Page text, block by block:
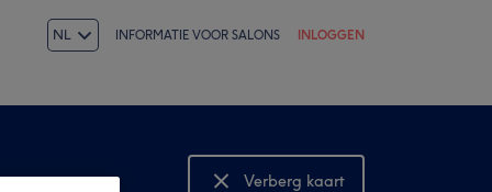
NL INFORMATIE VOOR SALONS INLOGGEN
Verberg kaart